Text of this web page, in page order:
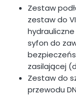
Zestaw
zestaw do
syfon do
zasilającej
Zestaw do
przewodu